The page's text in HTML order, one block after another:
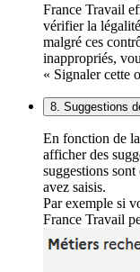
France Travail
vérifier la
malgré ces
inappropriés,
« Signaler cette
8. Suggestions
En fonction de
afficher des
suggestions
avez saisis.
Par exemple si
France Travail